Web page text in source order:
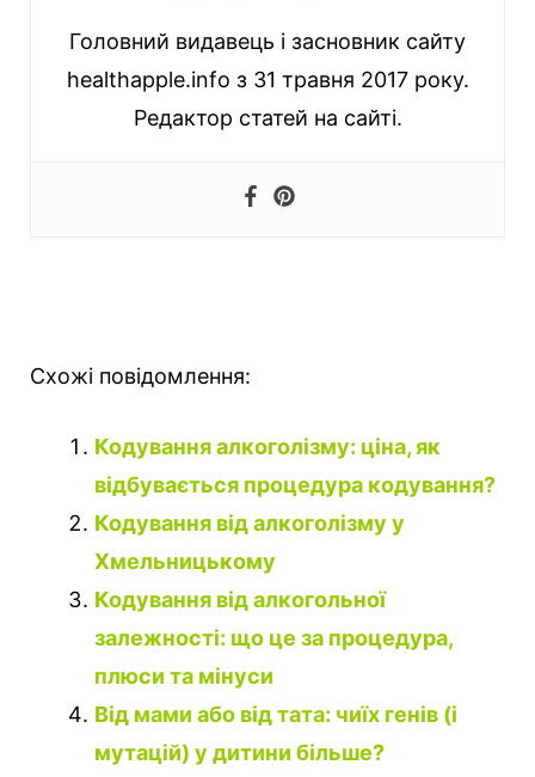
Головний видавець і засновник сайту
healthapple.info з 31 травня 2017 року.
Редактор статей на сайті.
Схожі повідомлення:
Кодування алкоголізму: ціна, як
відбувається процедура кодування?
Кодування від алкоголізму у
Хмельницькому
Кодування від алкогольної
залежності: що це за процедура,
плюси та мінуси
Від мами або від тата: чиїх генів (і
мутацій) у дитини більше?